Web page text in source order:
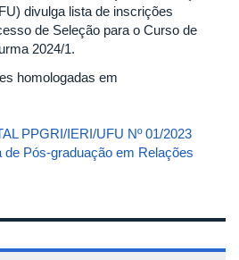
divulga lista de inscrições
de Seleção para o Curso de
2024/1.
homologadas em
PPGRI/IERI/UFU Nº 01/2023
Pós-graduação em Relações